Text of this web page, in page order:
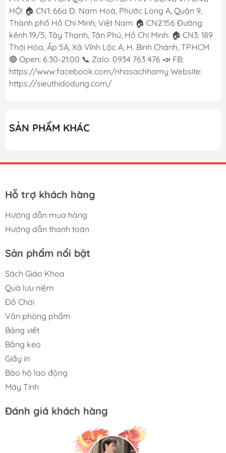
HỘ! 🏠 CN1: 66a Đ. Nam Hoà, Phước Long A, Quận 9,
Thành phố Hồ Chí Minh, Việt Nam 🏠 CN2:156 Đường
kênh 19/5, Tây Thạnh, Tân Phú, Hồ Chí Minh. 🏠 CN3: 189
Thới Hòa, Ấp 5A, Xã Vĩnh Lộc A, H. Bình Chánh, TP.HCM
🔴 Open: 6:30-21:00 📞 Zalo: 0934 763 476 📣 FB:
https://www.facebook.com/nhasachhamy Website:
https://sieuthidodung.com/
SẢN PHẨM KHÁC
Hỗ trợ khách hàng
Hướng dẫn mua hàng
Hướng dẫn thanh toán
Sản phẩm nổi bật
Sách Giáo Khoa
Quà lưu niệm
Đồ Chơi
Văn phòng phẩm
Bảng viết
Băng keo
Giấy in
Bảo hộ lao động
Máy Tính
Đánh giá khách hàng